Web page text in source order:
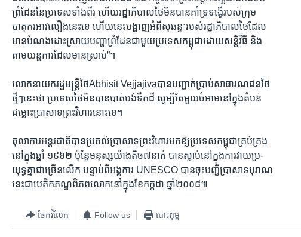
ព្រំដែននៃប្រទេសទាំងពីរ ហើយរដ្ឋាភិបាលថៃមិនបានគាំទ្រទង្វើរបស់ក្រុម
បាតុករអាវលឿងនេះទេ ហើយនេះបង្ហាញអំពីសុឆន្ទៈរបស់រដ្ឋាភិបាលថៃដែល
មានបំណងដោះស្រាយបញ្ហាព្រំដែនជាមួយប្រទេសកម្ពុជាដោយសន្តិវិធី និង
តាមយន្តការដែលមានស្រាប់”។
លោកនាយករដ្ឋមន្ត្រីថៃAbhisit Vejjajivaបានបញ្ជាក់ប្រាប់សាធារណជនថៃ
ថ្មីៗនេះថា ប្រទេសថៃមិនបានបាត់បង់ទឹកដី សូម្បីតែមួយចំអាមនៅក្នុងតំបន់
ជម្លោះប្រាសាទព្រះវិហារនោះទេ។
តុលាការអន្តរជាតិបានប្រគល់ប្រាសាទព្រះវិហារមកឱ្យប្រទេសកម្ពុជាគ្រប់គ្រង
នៅក្នុងឆ្នាំ ១៩៦២ ប៉ុន្តែមនុស្សយ៉ាងតិច៧នាក់ បានស្លាប់នៅក្នុងការវាយប្រ-
យុទ្ធគ្នាជាច្រើនលើក បន្ទាប់ពីអង្គការ UNESCO បានចុះបញ្ជីប្រាសាទបុរាណ
នេះជាបេតិកភណ្ឌពិភពលោកនៅក្នុងខែកក្កដា ឆ្នាំ២០០៨៕
ចែករំលែក Follow us បោះពុម្ព